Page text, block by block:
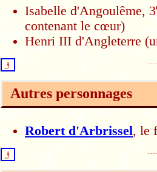
Isabelle d'Angoulême, 3
contenant le cœur)
Henri III d'Angleterre
Autres personnages
Robert d'Arbrissel, le